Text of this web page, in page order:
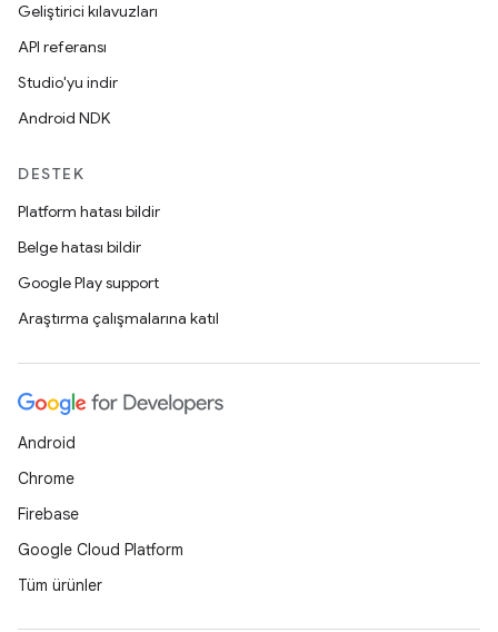
Geliştirici kılavuzları
API referansı
Studio'yu indir
Android NDK
DESTEK
Platform hatası bildir
Belge hatası bildir
Google Play support
Araştırma çalışmalarına katıl
Android
Chrome
Firebase
Google Cloud Platform
Tüm ürünler